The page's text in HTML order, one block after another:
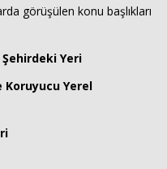
görüşülen konu başlıkları
Şehirdeki Yeri
Koruyucu Yerel